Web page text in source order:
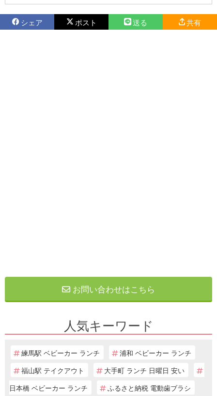
シェア ポスト 送る 共有
お問い合わせはこちら
人気キーワード
練馬駅 ベビーカー ランチ
浦和 ベビーカー ランチ
福山駅 テイクアウト
大手町 ランチ 日曜日 安い
日本橋 ベビーカー ランチ
ふるさと納税 電動歯ブラシ